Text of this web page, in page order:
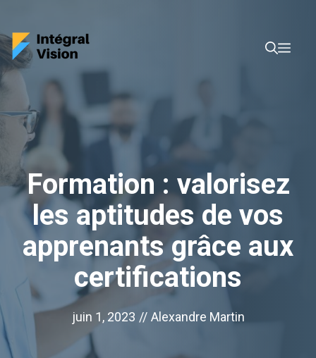
contenu
Formation : valorisez
les aptitudes de vos
apprenants grâce aux
certifications
juin 1, 2023 // Alexandre Martin